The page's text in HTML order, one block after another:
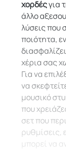
χορδέςγια
άλλο
λύσεις που
ποιότητα,
χέρια σας
Για να
να
μουσικό
που
σετ που
ρυθμίσεις,
μπορεί να